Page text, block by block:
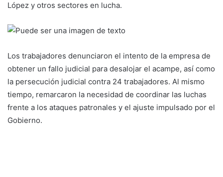
López y otros sectores en lucha.
Los trabajadores denunciaron el intento de la empresa de
obtener un fallo judicial para desalojar el acampe, así como
la persecución judicial contra 24 trabajadores. Al mismo
tiempo, remarcaron la necesidad de coordinar las luchas
frente a los ataques patronales y el ajuste impulsado por el
Gobierno.